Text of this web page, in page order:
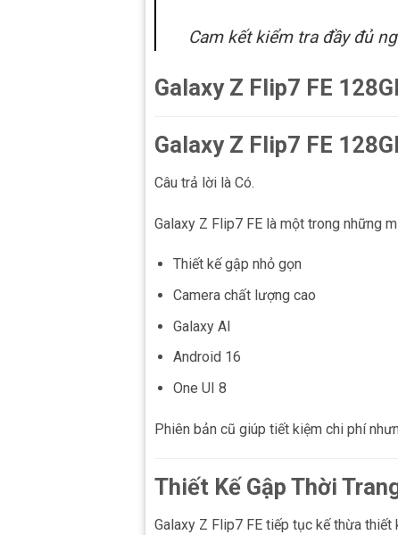
Cam kết kiểm tra đầy đủ
Galaxy Z Flip7 FE
Galaxy Z Flip7 FE
Câu trả lời là Có.
Galaxy Z Flip7 FE là một trong những
Thiết kế gập nhỏ gọn
Camera chất lượng cao
Galaxy AI
Android 16
One UI 8
Phiên bản cũ giúp tiết kiệm chi phí
Thiết Kế Gập Thời
Galaxy Z Flip7 FE tiếp tục kế thừa